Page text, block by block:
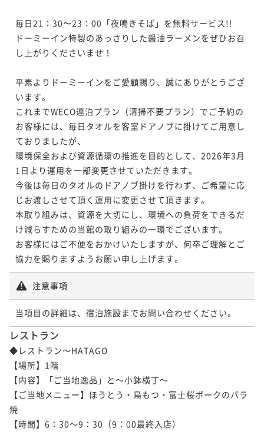
毎日21：30〜23：00「夜鳴きそば」を無料サービス!!
ドーミーイン特製のあっさりした醤油ラーメンをぜひお召
し上がりくださいませ！
平素よりドーミーインをご愛顧賜り、誠にありがとうござ
います。
これまでWECO連泊プラン（清掃不要プラン）でご予約の
お客様には、毎日タオルを客室ドアノブに掛けてご用意し
ておりましたが、
環境保全および資源循環の推進を目的として、2026年3月
1日より運用を一部変更させていただきます。
今後は毎日のタオルのドアノブ掛けを行わず、ご希望に応
じお渡しさせて頂く運用に変更させて頂きます。
本取り組みは、資源を大切にし、環境への負荷をできるだ
け減らすための当館の取り組みの一環でございます。
お客様にはご不便をおかけいたしますが、何卒ご理解とご
協力を賜りますようお願い申し上げます。
注意事項
当項目の詳細は、宿泊施設までお問い合わせください。
レストラン
◆レストラン～HATAGO
【場所】1階
【内容】「ご当地逸品」と～小鉢横丁～
【ご当地メニュー】ほうとう・鳥もつ・富士桜ポークのバラ
焼
【時間】6：30～9：30（9：00最終入店）